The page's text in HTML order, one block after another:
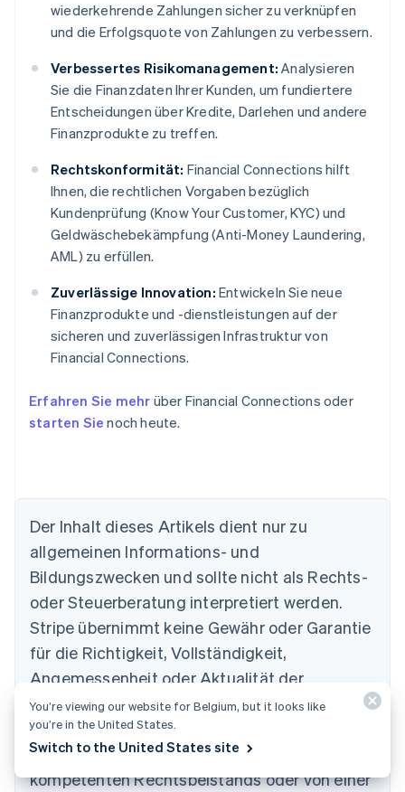
wiederkehrende Zahlungen sicher zu verknüpfen
und die Erfolgsquote von Zahlungen zu verbessern.
Verbessertes Risikomanagement: Analysieren
Sie die Finanzdaten Ihrer Kunden, um fundiertere
Entscheidungen über Kredite, Darlehen und andere
Finanzprodukte zu treffen.
Rechtskonformität: Financial Connections hilft
Ihnen, die rechtlichen Vorgaben bezüglich
Kundenprüfung (Know Your Customer, KYC) und
Geldwäschebekämpfung (Anti-Money Laundering,
AML) zu erfüllen.
Zuverlässige Innovation: Entwickeln Sie neue
Finanzprodukte und -dienstleistungen auf der
sicheren und zuverlässigen Infrastruktur von
Financial Connections.
Erfahren Sie mehr über Financial Connections oder
starten Sie noch heute.
Der Inhalt dieses Artikels dient nur zu
allgemeinen Informations- und
Bildungszwecken und sollte nicht als Rechts-
oder Steuerberatung interpretiert werden.
Stripe übernimmt keine Gewähr oder Garantie
für die Richtigkeit, Vollständigkeit,
Angemessenheit oder Aktualität der
Informationen in diesem Artikel. Sie sollten
den Rat eines in Ihrem steuerlichen
Zuständigkeitsbereich zugelassenen
kompetenten Rechtsbeistands oder von einer
Australien
English
Nederlands FrançaisDeutschEnglish
Brasilien
English
English
Dänemark
English
DeutschEnglish
You’re viewing our website for Belgium, but it looks like
you’re in the United States.
Switch to the United States site